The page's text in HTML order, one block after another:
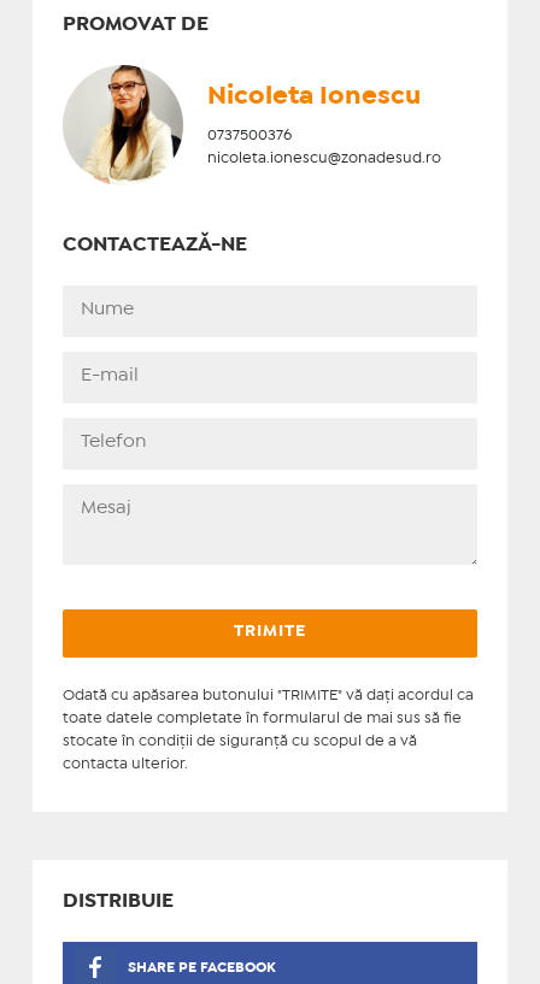
PROMOVAT DE
Nicoleta Ionescu
0737500376
nicoleta.ionescu@zonadesud.ro
CONTACTEAZĂ-NE
Odată cu apăsarea butonului "TRIMITE" vă daţi acordul ca
toate datele completate în formularul de mai sus să fie
stocate în condiţii de siguranţă cu scopul de a vă
contacta ulterior.
DISTRIBUIE
SHARE PE FACEBOOK